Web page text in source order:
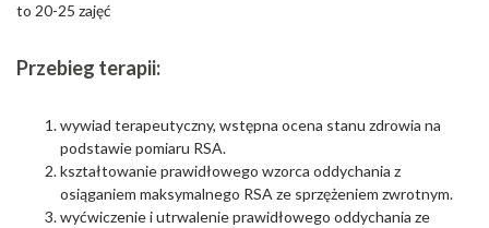
to 20-25 zajęć
Przebieg terapii:
wywiad terapeutyczny, wstępna ocena stanu zdrowia na
podstawie pomiaru RSA.
kształtowanie prawidłowego wzorca oddychania z
osiąganiem maksymalnego RSA ze sprzężeniem zwrotnym.
wyćwiczenie i utrwalenie prawidłowego oddychania ze